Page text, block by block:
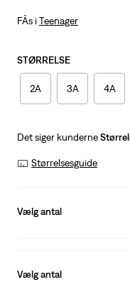
FÂs iTeenager
STØRRELSE
2A 3A 4A
Det siger kunderne
Størrelsesguide
Vælg antal
Vælg antal